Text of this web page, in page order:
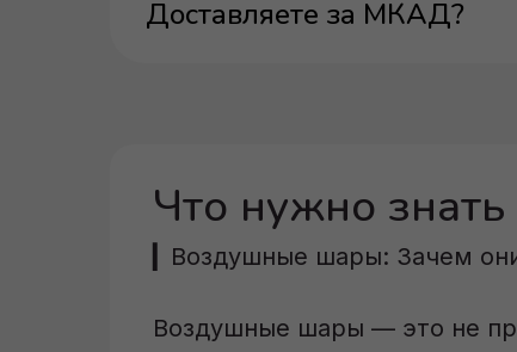
Доставляете за МКАД?
Что нужно
▎Воздушные шары: Зачем
Воздушные шары — это не